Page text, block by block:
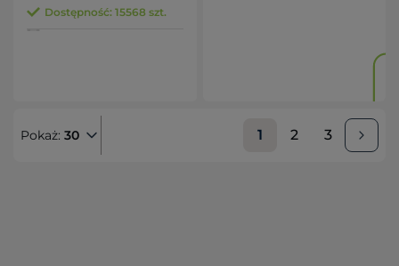
Dostępność: 15568 szt.
Pokaż: 30 1 2 3